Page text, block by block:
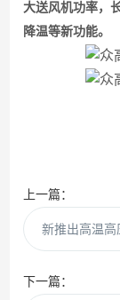
大送风机功率，
降温等新功能。
上一篇：
新推出高温
下一篇：